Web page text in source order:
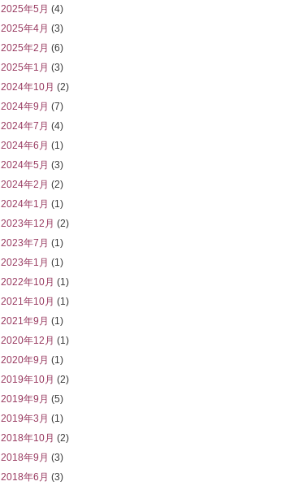
2025年5月 (4)
2025年4月 (3)
2025年2月 (6)
2025年1月 (3)
2024年10月 (2)
2024年9月 (7)
2024年7月 (4)
2024年6月 (1)
2024年5月 (3)
2024年2月 (2)
2024年1月 (1)
2023年12月 (2)
2023年7月 (1)
2023年1月 (1)
2022年10月 (1)
2021年10月 (1)
2021年9月 (1)
2020年12月 (1)
2020年9月 (1)
2019年10月 (2)
2019年9月 (5)
2019年3月 (1)
2018年10月 (2)
2018年9月 (3)
2018年6月 (3)